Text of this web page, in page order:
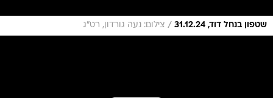
שטפון בנחל דוד, 31.12.24 / צילום: נעה גורדון, רט"ג